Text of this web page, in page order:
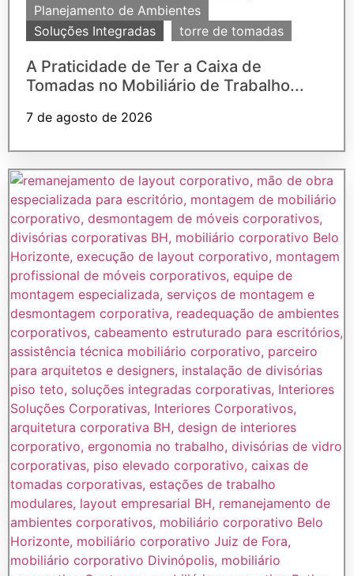
Planejamento de Ambientes
Soluções Integradas
torre de tomadas
A Praticidade de Ter a Caixa de
Tomadas no Mobiliário de Trabalho...
7 de agosto de 2026